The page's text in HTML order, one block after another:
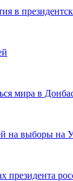
в
мира в
на выборы на